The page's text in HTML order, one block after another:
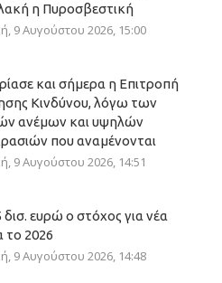
η Πυροσβεστική
9 Αυγούστου 2026, 15:00
και σήμερα η Επιτροπή
Κινδύνου, λόγω των
ανέμων και υψηλών
που αναμένονται
9 Αυγούστου 2026, 14:51
δισ. ευρώ ο στόχος για νέα
το 2026
9 Αυγούστου 2026, 14:48